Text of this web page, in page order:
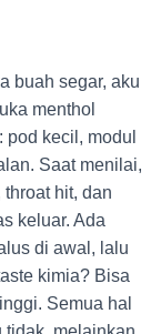
buah segar, aku
menthol
kecil, modul
Saat menilai,
hit, dan
keluar. Ada
di awal, lalu
kimia? Bisa
Semua hal